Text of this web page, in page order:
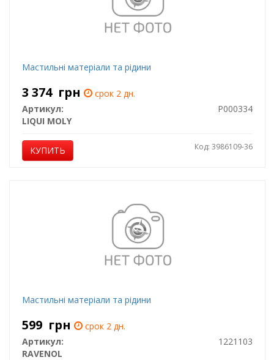
Мастильні матеріали та рідини
3 374 грн
срок 2 дн.
Артикул:
P000334
LIQUI MOLY
КУПИТЬ Код: 3986109-36
Мастильні матеріали та рідини
599 грн
срок 2 дн.
Артикул:
1221103
RAVENOL